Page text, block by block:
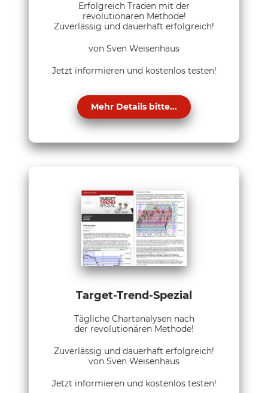
Erfolgreich Traden mit der
revolutionären Methode!
Zuverlässig und dauerhaft erfolgreich!
von Sven Weisenhaus
Jetzt informieren und kostenlos testen!
Mehr Details bitte...
Target-Trend-Spezial
Tägliche Chartanalysen nach
der revolutionären Methode!
Zuverlässig und dauerhaft erfolgreich!
von Sven Weisenhaus
Jetzt informieren und kostenlos testen!